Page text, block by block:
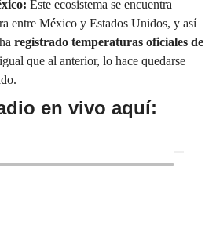
Este ecosistema se encuentra
entre México y Estados Unidos, y así
registrado temperaturas oficiales de
que al anterior, lo hace quedarse
en vivo aquí: